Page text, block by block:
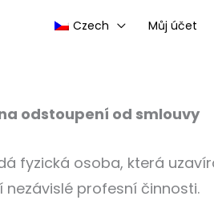
Czech Můj účet
odstoupení od smlouvy
fyzická osoba, která
nezávislé profesní činnosti.